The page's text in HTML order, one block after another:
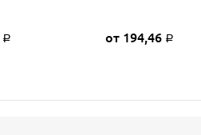
Р от 194,46 Р